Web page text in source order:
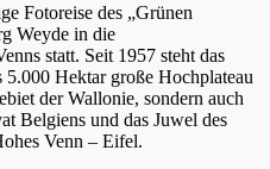
Fotoreise des „Grünen
Weyde in die
statt. Seit 1957 steht das
Hektar große Hochplateau
der Wallonie, sondern auch
Belgiens und das Juwel des
Venn – Eifel.